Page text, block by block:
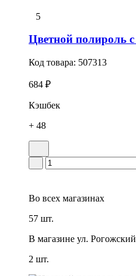
5
Цветной полироль
Код товара: 507313
684 ₽
Кэшбек
+ 48
Во всех магазинах
57 шт.
В магазине ул.
2 шт.